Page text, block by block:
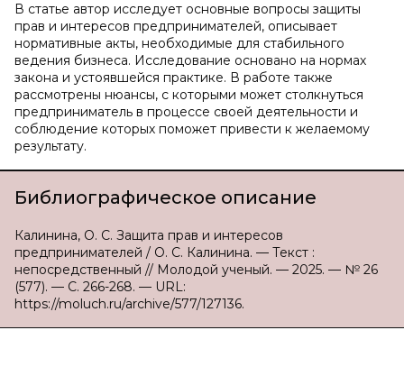
В статье автор исследует основные вопросы защиты
прав и интересов предпринимателей, описывает
нормативные акты, необходимые для стабильного
ведения бизнеса. Исследование основано на нормах
закона и устоявшейся практике. В работе также
рассмотрены нюансы, с которыми может столкнуться
предприниматель в процессе своей деятельности и
соблюдение которых поможет привести к желаемому
результату.
Библиографическое описание
Калинина, О. С. Защита прав и интересов
предпринимателей / О. С. Калинина. — Текст :
непосредственный // Молодой ученый. — 2025. — № 26
(577). — С. 266-268. — URL:
https://moluch.ru/archive/577/127136.